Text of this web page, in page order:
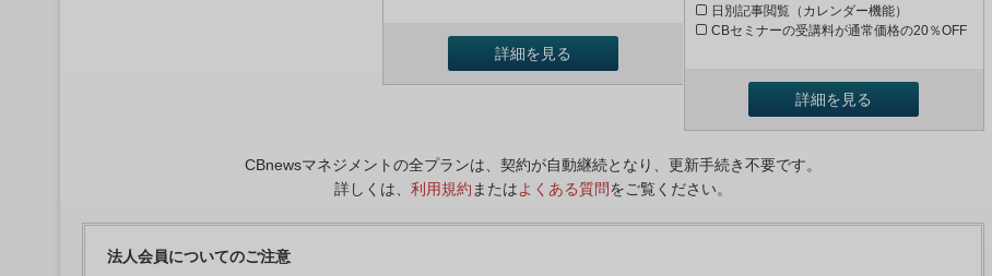
詳細を見る
日別記事閲覧（カレンダー機能）
CBセミナーの受講料が通常価格の20％OFF
詳細を見る
CBnewsマネジメントの全プランは、契約が自動継続となり、更新手続き不要です。
詳しくは、 利用規約 またはよくある質問をご覧ください。
法人会員についてのご注意